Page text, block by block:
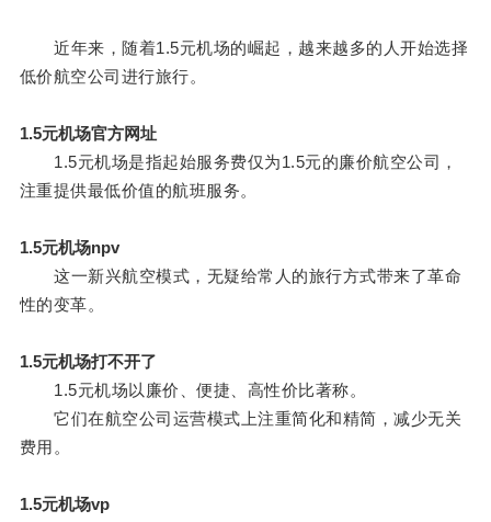
近年来，随着1.5元机场的崛起，越来越多的人开始选择
低价航空公司进行旅行。
1.5元机场官方网址
1.5元机场是指起始服务费仅为1.5元的廉价航空公司，
注重提供最低价值的航班服务。
1.5元机场npv
这一新兴航空模式，无疑给常人的旅行方式带来了革命
性的变革。
1.5元机场打不开了
1.5元机场以廉价、便捷、高性价比著称。
它们在航空公司运营模式上注重简化和精简，减少无关
费用。
1.5元机场vp